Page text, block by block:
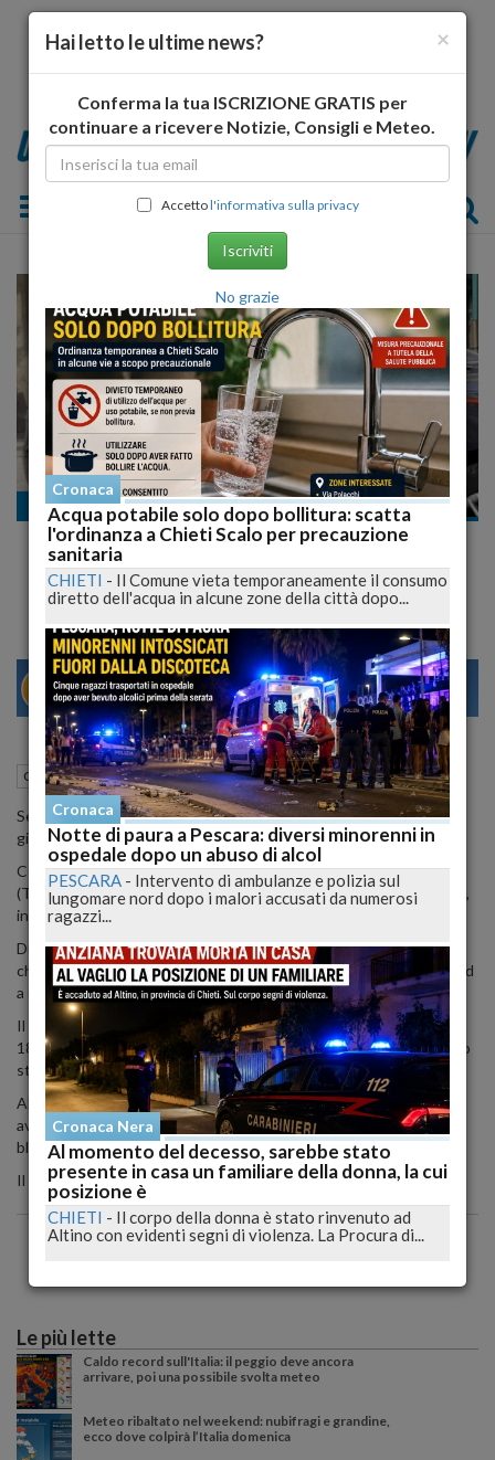
Toggle navigation
Cronaca
Reclama vincita al lotto e sequestra barista
e clienti, arrestato
MILANO 29 31
Cronaca Teramo (TE) 10 Giugno 2015 16:18
Sequestra barista e clienti pretendendo il pagamento di una
giocata vinta al "10 e lotto".
Con l'accusa di sequestro di persona, i carabinieri di Silvi Marina
(Teramo) hanno arrestato un 33enne nigeriano senza fissa dimora,
in regola con il permesso di soggiorno in Italia.
Due sere fa, alle ore 19 il nigeriano e' entrato nel bar "105",
chiudendo la porta d'ingresso ed impedendo l'uscita alla titolare ed
a quattro avventori.
Il 33enne, non nuovo a simili richieste, pretendeva dalla titolare
18mila euro che, a suo dire, aveva vinto al gioco e che non gli erano
stati mai corrisposti.
Alcuni passanti hanno notato quando stava accadendo ed hanno
avvisato i carabinieri che sono intervenuti tempestivamente,
bloccando il nigeriano e liberando le persone presenti.
Il nigeriano è stato trasferito in carcere
Le più lette
Caldo record sull'Italia: il peggio deve ancora
arrivare, poi una possibile svolta meteo
Meteo ribaltato nel weekend: nubifragi e grandine,
ecco dove colpirà l’Italia domenica
×
Hai letto le ultime news?
Conferma la tua ISCRIZIONE GRATIS per
continuare a ricevere Notizie, Consigli e Meteo.
Accettol'informativa sulla privacy
Iscriviti
No grazie
Cronaca
Acqua potabile solo dopo bollitura: scatta
l'ordinanza a Chieti Scalo per precauzione
sanitaria
CHIETI - Il Comune vieta temporaneamente il consumo
diretto dell'acqua in alcune zone della città dopo...
Cronaca
Notte di paura a Pescara: diversi minorenni in
ospedale dopo un abuso di alcol
PESCARA - Intervento di ambulanze e polizia sul
lungomare nord dopo i malori accusati da numerosi
ragazzi...
Cronaca Nera
Al momento del decesso, sarebbe stato
presente in casa un familiare della donna, la cui
posizione è
CHIETI - Il corpo della donna è stato rinvenuto ad
Altino con evidenti segni di violenza. La Procura di...